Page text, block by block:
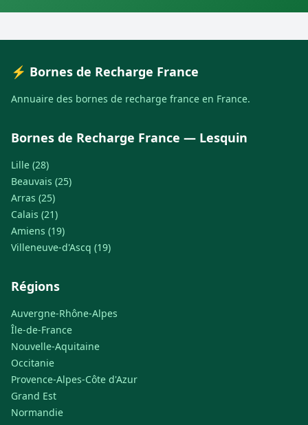
⚡ Bornes de Recharge France
Annuaire des bornes de recharge france en France.
Bornes de Recharge France — Lesquin
Lille (28)
Beauvais (25)
Arras (25)
Calais (21)
Amiens (19)
Villeneuve-d'Ascq (19)
Régions
Auvergne-Rhône-Alpes
Île-de-France
Nouvelle-Aquitaine
Occitanie
Provence-Alpes-Côte d'Azur
Grand Est
Normandie